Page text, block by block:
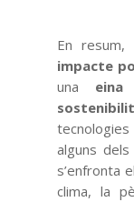
En resum,
impacte
una
alguns
s’enfronta
clima, la